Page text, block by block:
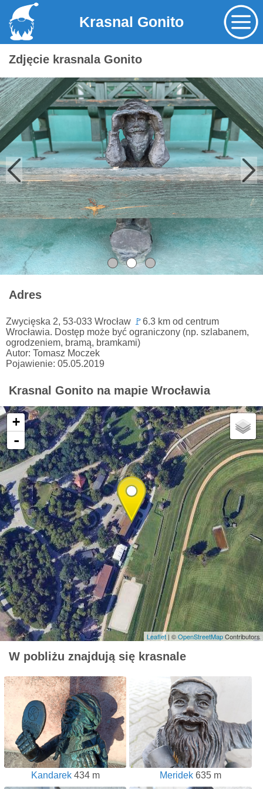
Krasnal Gonito
Zdjęcie krasnala Gonito
Adres
Zwycięska 2, 53-033 Wrocław 🚩6.3 km od centrum
Wrocławia. Dostęp może być ograniczony (np. szlabanem,
ogrodzeniem, bramą, bramkami)
Autor: Tomasz Moczek
Pojawienie: 05.05.2019
Krasnal Gonito na mapie Wrocławia
+
-
Leaflet | ©OpenStreetMapContributors
W pobliżu znajdują się krasnale
Kandarek434 m Meridek635 m